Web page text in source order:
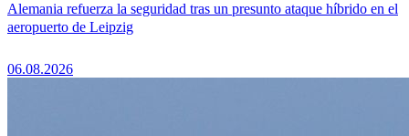
Alemania refuerza la seguridad tras un presunto ataque híbrido en el
aeropuerto de Leipzig
06.08.2026